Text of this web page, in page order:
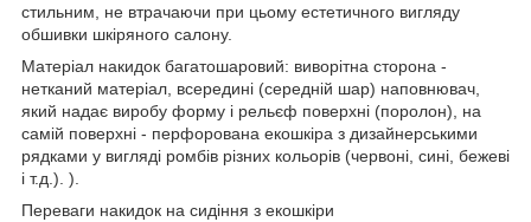
стильним, не втрачаючи при цьому естетичного вигляду
обшивки шкіряного салону.
Матеріал накидок багатошаровий: виворітна сторона -
нетканий матеріал, всередині (середній шар) наповнювач,
який надає виробу форму і рельєф поверхні (поролон), на
самій поверхні - перфорована екошкіра з дизайнерськими
рядками у вигляді ромбів різних кольорів (червоні, сині, бежеві
і т.д.). ).
Переваги накидок на сидіння з екошкіри